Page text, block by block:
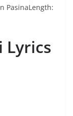
PasinaLength:
Lyrics